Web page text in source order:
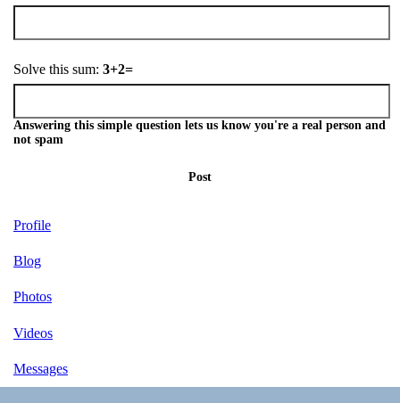
Solve this sum: 3+2=
Answering this simple question lets us know you're a real person and
not spam
Post
Profile
Blog
Photos
Videos
Messages